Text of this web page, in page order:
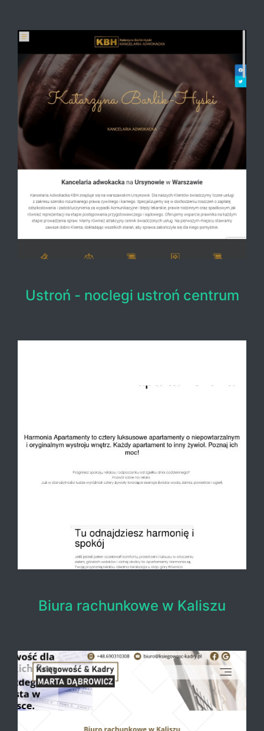
Ustroń - noclegi ustroń centrum
Biura rachunkowe w Kaliszu